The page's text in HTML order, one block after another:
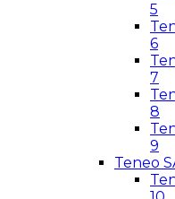
5
6
7
8
9
Teneo